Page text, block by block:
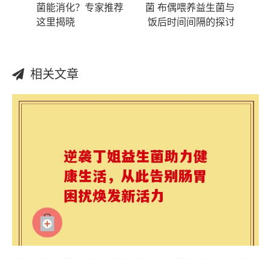
菌能消化？专家推荐
这里揭晓
菌 布偶喂养益生菌与
饭后时间间隔的探讨
相关文章